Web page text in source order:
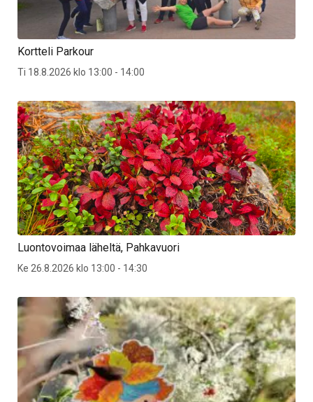
Kortteli Parkour
Ti 18.8.2026 klo 13:00 - 14:00
Luontovoimaa läheltä, Pahkavuori
Ke 26.8.2026 klo 13:00 - 14:30